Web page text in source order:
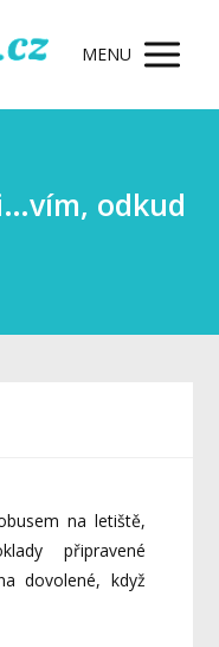
MENU
odkud
na letiště,
připravené
dovolené, když